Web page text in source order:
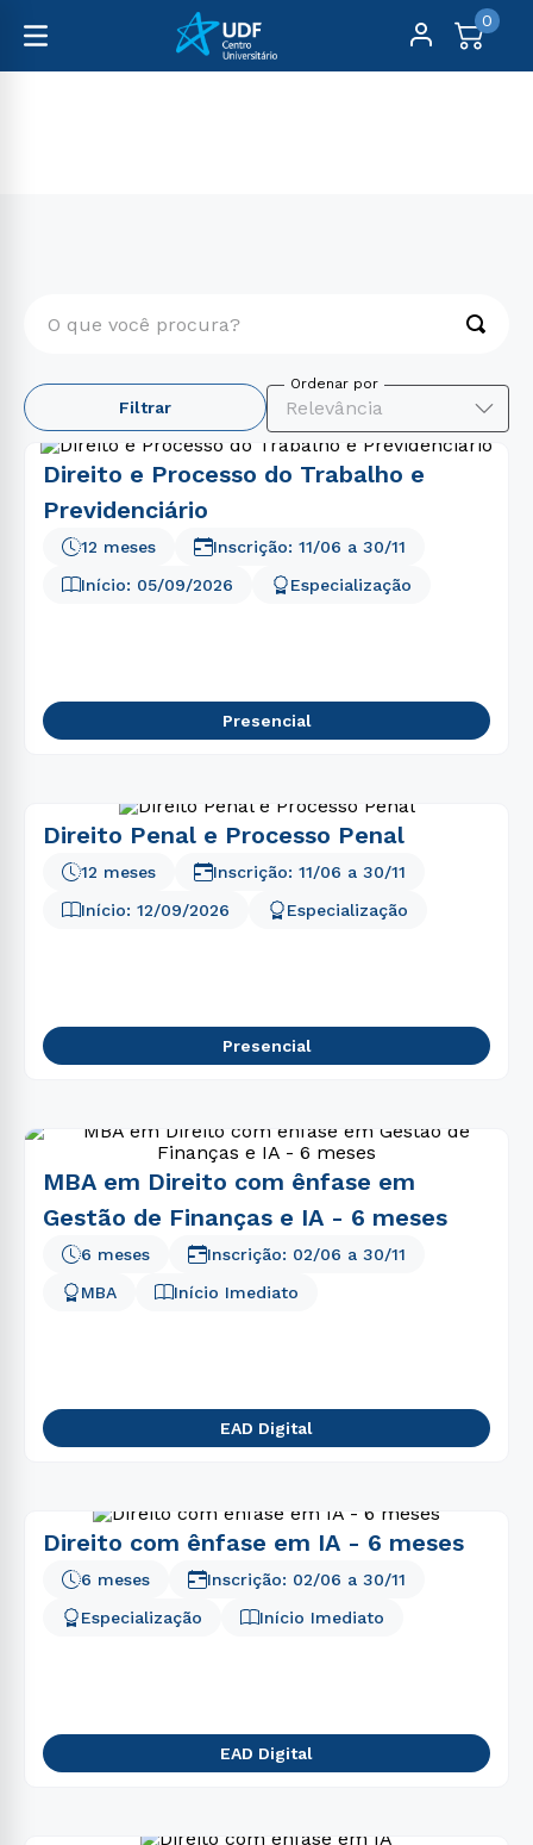
0
Filtrar Relevância
Direito e Processo do Trabalho e
Previdenciário
Início: 05/09/2026
12 meses
Especialização
Inscrição: 11/06 a 30/11
Presencial
Direito Penal e Processo Penal
Início: 12/09/2026
12 meses
Especialização
Inscrição: 11/06 a 30/11
Presencial
MBA em Direito com ênfase em
Gestão de Finanças e IA - 6 meses
6 meses
MBA
Início Imediato
Inscrição: 02/06 a 30/11
EAD Digital
Direito com ênfase em IA - 6 meses
Especialização
6 meses
Início Imediato
Inscrição: 02/06 a 30/11
EAD Digital
TERMOS MAIS BUSCADOS
engenharia
2 º
psicologia
4º
educação física
5º
enfermagem
8º
fisioterapia